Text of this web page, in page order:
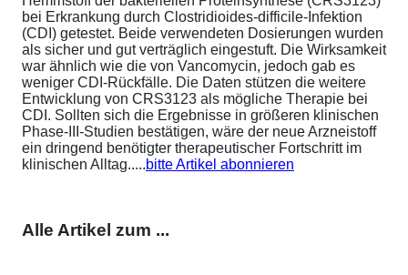
bei Erkrankung durch Clostridioides-difficile-Infektion
(CDI) getestet. Beide verwendeten Dosierungen wurden
als sicher und gut verträglich eingestuft. Die Wirksamkeit
war ähnlich wie die von Vancomycin, jedoch gab es
weniger CDI-Rückfälle. Die Daten stützen die weitere
Entwicklung von CRS3123 als mögliche Therapie bei
CDI. Sollten sich die Ergebnisse in größeren klinischen
Phase-III-Studien bestätigen, wäre der neue Arzneistoff
ein dringend benötigter therapeutischer Fortschritt im
klinischen Alltag.....bitte Artikel abonnieren
Alle Artikel zum ...